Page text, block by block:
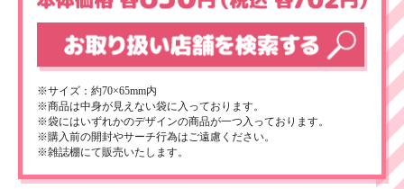
※サイズ：約70×65mm内
※商品は中身が見えない袋に入っております。
※袋にはいずれかのデザインの商品が一つ入っております。
※購入前の開封やサーチ行為はご遠慮ください。
※雑誌棚にて販売いたします。